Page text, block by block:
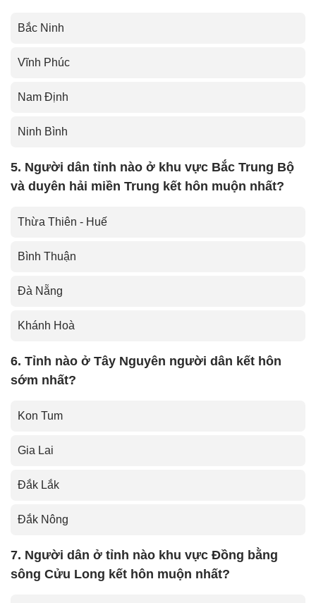
Bắc Ninh
Vĩnh Phúc
Nam Định
Ninh Bình
5. Người dân tỉnh nào ở khu vực Bắc Trung Bộ
và duyên hải miền Trung kết hôn muộn nhất?
Thừa Thiên - Huế
Bình Thuận
Đà Nẵng
Khánh Hoà
6. Tỉnh nào ở Tây Nguyên người dân kết hôn
sớm nhất?
Kon Tum
Gia Lai
Đắk Lắk
Đắk Nông
7. Người dân ở tỉnh nào khu vực Đồng bằng
sông Cửu Long kết hôn muộn nhất?